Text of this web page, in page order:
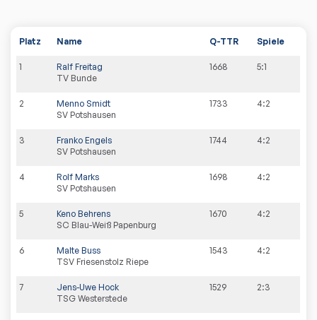
Platz Name Q-TTR Spiele
1
Ralf Freitag
TV Bunde
1668 5:1
2
Menno Smidt
SV Potshausen
1733 4:2
3
Franko Engels
SV Potshausen
1744 4:2
4
Rolf Marks
SV Potshausen
1698 4:2
5
Keno Behrens
SC Blau-Weiß Papenburg
1670 4:2
6
Malte Buss
TSV Friesenstolz Riepe
1543 4:2
7
Jens-Uwe Hock
TSG Westerstede
1529 2:3